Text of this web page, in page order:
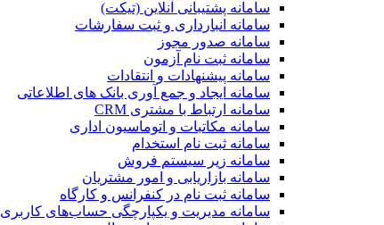
سامانه پشتیبانی آنلاین (تیکت)
سامانه انبارداری و ثبت سفارشات
سامانه صدور مجوز
سامانه ثبت نام آزمون
سامانه پیشنهادات و انتقادات
سامانه ایجاد و جمع آوری بانک‌ های اطلاعاتی
سامانه ارتباط با مشتری CRM
سامانه مکاتبات و اتوماسیون اداری
سامانه ثبت نام استخدام
سامانه زیر سیستم فروش
سامانه بازاریابی و امور مشتریان
سامانه ثبت نام در کنفرانس و کارگاه
سامانه مدیریت و یکپارچگی حساب‌های کاربری